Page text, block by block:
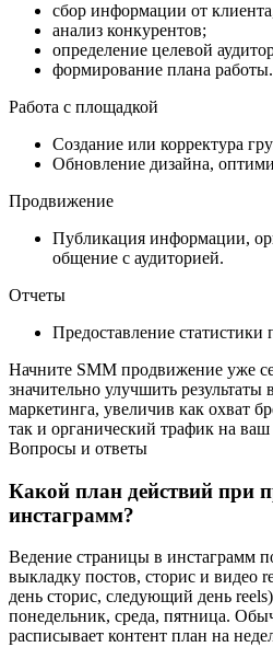
сбор информации от
анализ конкурентов;
определение целевой
формирование плана работы.
Работа с площадкой
Создание или корректура
Обновление дизайна,
Продвижение
Публикация информации,
общение с аудиторией.
Отчеты
Предоставление статистики
Начните SMM продвижение уже
значительно улучшить
маркетинга, увеличив как охват
так и органический трафик на ваш
Вопросы и ответы
Какой план действий при
инстаграмм?
Ведение страницы в инстаграмм
выкладку постов, сторис и видео
день сторис, следующий день
понедельник, среда, пятница.
расписывает контент план на